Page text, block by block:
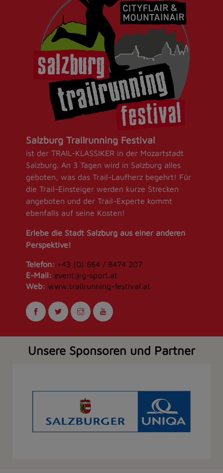
Salzburg Trailrunning Festival
ist der TRAIL-KLASSIKER in der Mozartstadt
Salzburg. An 3 Tagen wird in Salzburg alles
geboten, was das Trail-Laufherz begehrt! Für
die Trail-Einsteiger werden kurze Strecken
angeboten und der Trail-Experte kommt
ebenfalls auf seine Kosten!
Erlebe die Stadt Salzburg aus einer anderen
Perspektive!
Telefon: +43 (0) 664 / 8474 207
E-Mail: event@g-sport.at
Web: www.trailrunning-festival.at
Unsere Sponsoren und Partner